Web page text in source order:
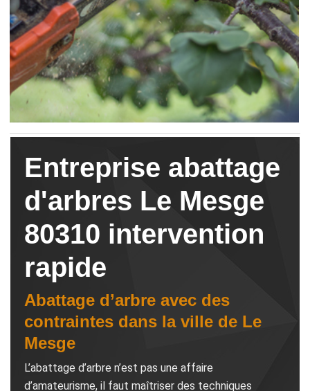
Entreprise abattage
d'arbres Le Mesge
80310 intervention
rapide
Abattage d’arbre avec des
contraintes dans la ville de Le
Mesge
L’abattage d’arbre n’est pas une affaire
d’amateurisme, il faut maîtriser des techniques